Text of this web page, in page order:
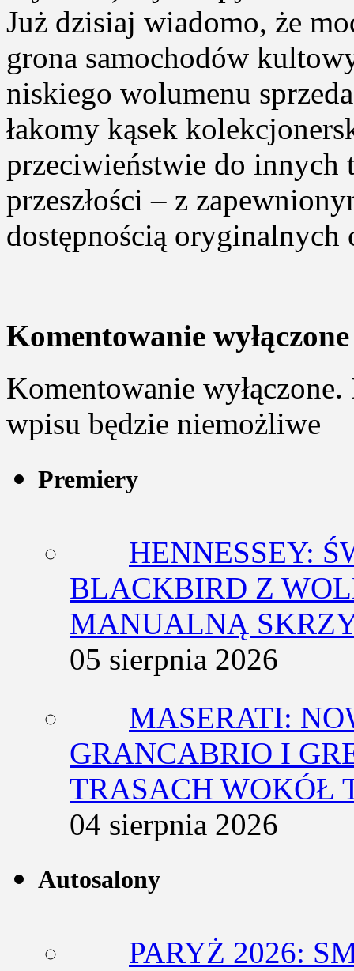
Już dzisiaj wiadomo, że
grona samochodów
niskiego wolumenu
łakomy kąsek
przeciwieństwie do innych
przeszłości – z
dostępnością oryginalnych
Komentowanie wyłączone
Komentowanie
wpisu będzie niemożliwe
Premiery
HENNESSEY:
BLACKBIRD Z
MANUALNĄ
05 sierpnia 2026
MASERATI:
GRANCABRIO I
TRASACH WOKÓŁ
04 sierpnia 2026
Autosalony
PARYŻ 2026: